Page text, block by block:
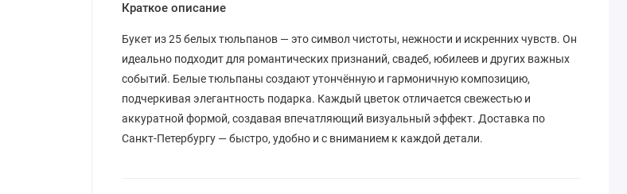
Краткое описание
Букет из 25 белых тюльпанов — это символ чистоты, нежности и искренних чувств. Он
идеально подходит для романтических признаний, свадеб, юбилеев и других важных
событий. Белые тюльпаны создают утончённую и гармоничную композицию,
подчеркивая элегантность подарка. Каждый цветок отличается свежестью и
аккуратной формой, создавая впечатляющий визуальный эффект. Доставка по
Санкт-Петербургу — быстро, удобно и с вниманием к каждой детали.